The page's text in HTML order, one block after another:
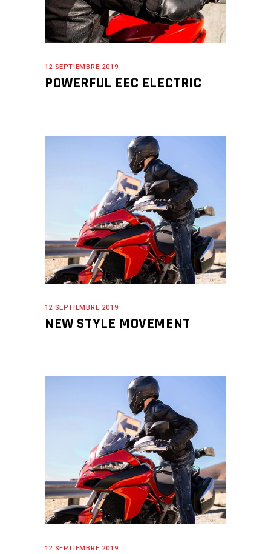
12 SEPTIEMBRE 2019
POWERFUL EEC ELECTRIC
12 SEPTIEMBRE 2019
NEW STYLE MOVEMENT
12 SEPTIEMBRE 2019